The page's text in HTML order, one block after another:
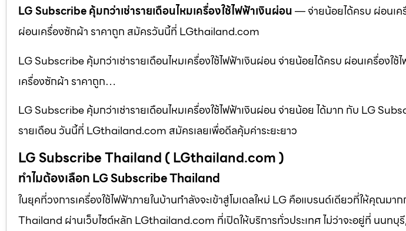
LG Subscribe คุ้มกว่าเช่ารายเดือนไหมเครื่องใช้ไฟฟ้าเงินผ่อน— จ่ายน้อยได้ครบ ผ่อนเค
ผ่อนเครื่องซักผ้า ราคาถูก สมัครวันนี้ที่ LGthailand.com
LG Subscribe คุ้มกว่าเช่ารายเดือนไหมเครื่องใช้ไฟฟ้าเงินผ่อน จ่ายน้อยได้ครบ ผ่อนเครื่อง
เครื่องซักผ้า ราคาถูก…
LG Subscribe คุ้มกว่าเช่ารายเดือนไหมเครื่องใช้ไฟฟ้าเงินผ่อน จ่ายน้อย ได้มาก กับ LG
รายเดือน วันนี้ที่ LGthailand.com สมัครเลยเพื่อดีลคุ้มค่าระยะยาว
LG Subscribe Thailand ( LGthailand.com )
ทำไมต้องเลือก LG Subscribe Thailand
ในยุคที่วงการเครื่องใช้ไฟฟ้าภายในบ้านกำลังจะเข้าสู่โมเดลใหม่ LG คือแบรนด์เดียวที่ให้คุณ
Thailand ผ่านเว็บไซต์หลัก LGthailand.com ที่เปิดให้บริการทั่วประเทศ ไม่ว่าจะอยู่ที่ นนทบุรี